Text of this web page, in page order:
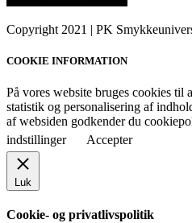
Copyright 2021 | PK
COOKIE INFORMATION
På vores website bruges cookies til
statistik og personalisering af
af websiden godkender du
indstillinger
Accepter
Luk
Cookie- og privatlivspolitik